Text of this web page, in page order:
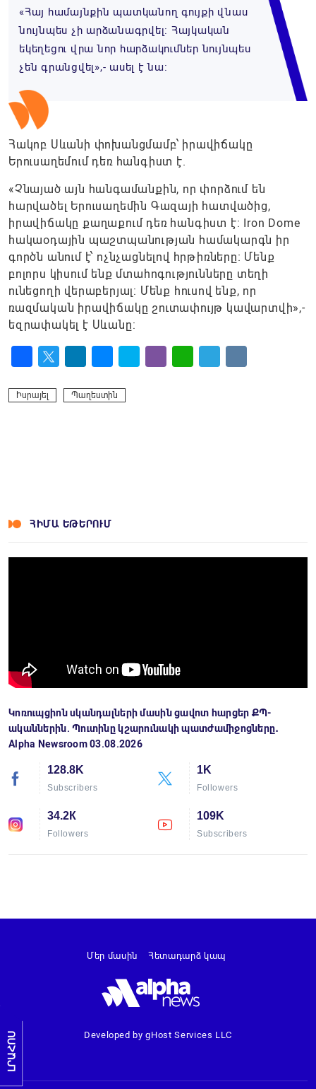
«Հայ համայնքին պատկանող գույքի վնաս
նույնպես չի արձանագրվել։ Հայկական
եկեղեցու վրա նոր հարձակումներ նույնպես
չեն գրանցվել»,- ասել է նա։
Հակոբ Սևանի փոխանցմամբ՝ իրավիճակը
Երուսաղեմում դեռ հանգիստ է.
«Չնայած այն հանգամանքին, որ փորձում են
հարվածել Երուսաղեմին Գազայի հատվածից,
իրավիճակը քաղաքում դեռ հանգիստ է։ Iron Dome
հակաօդային պաշտպանության համակարգն իր
գործն անում է՝ ոչնչացնելով հրթիռները։ Մենք
բոլորս կիսում ենք մտահոգությունները տեղի
ունեցողի վերաբերյալ: Մենք հուսով ենք, որ
ռազմական իրավիճակը շուտափույթ կավարտվի»,-
եզրափակել է Սևանը:
Իսրայել Պաղեստին
ՀԻՄԱ ԵԹԵՐՈՒՄ
Կոռուպցիոն սկանդալների մասին ցավոտ հարցեր ՔՊ-
ականներին. Պուտինը կշարունակի պատժամիջոցները․
Alpha Newsroom 03.08.2026
128.8K
Subscribers
1K
Followers
34.2К
Followers
109K
Subscribers
ԼՐԱՀՈՍ Developed by gHost Services LLC
Մեր մասին Հետադարձ կապ